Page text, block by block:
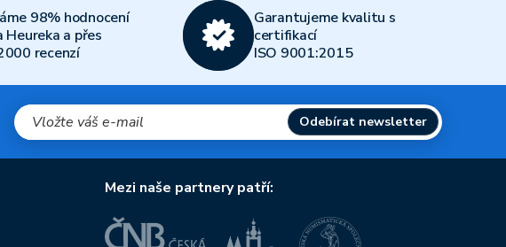
98% hodnocení
Heureka a přes
recenzí
Garantujeme kvalitu s
certifikací
ISO 9001:2015
Odebírat newsletter
Mezi naše partnery patří: